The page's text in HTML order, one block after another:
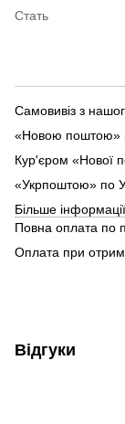
Стать
Самовивіз з
«Новою поштою»
Кур'єром «Нової
«Укрпоштою» по
Більше
Повна оплата по
Оплата при
Відгуки